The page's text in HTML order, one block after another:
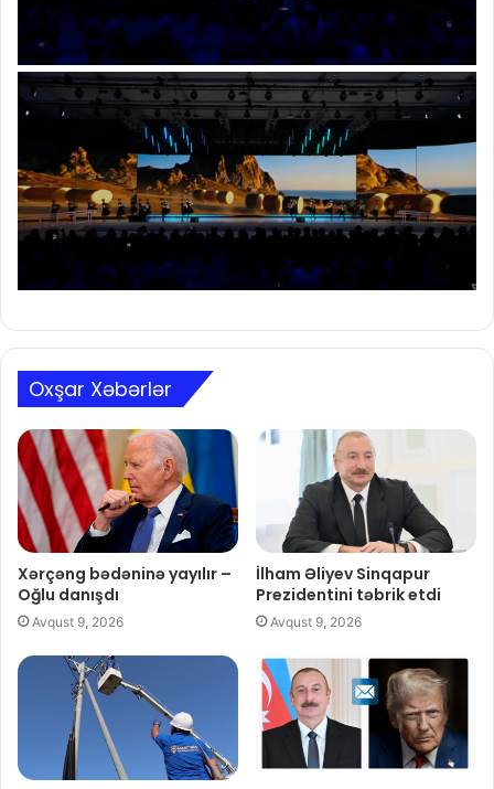
Oxşar Xəbərlər
Xərçəng bədəninə yayılır –
Oğlu danışdı
Avqust 9, 2026
İlham Əliyev Sinqapur
Prezidentini təbrik etdi
Avqust 9, 2026